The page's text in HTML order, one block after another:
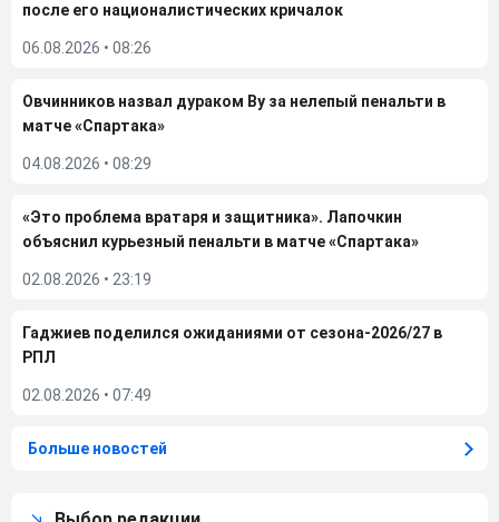
после его националистических кричалок
06.08.2026 • 08:26
Овчинников назвал дураком Ву за нелепый пенальти в
матче «Спартака»
04.08.2026 • 08:29
«Это проблема вратаря и защитника». Лапочкин
объяснил курьезный пенальти в матче «Спартака»
02.08.2026 • 23:19
Гаджиев поделился ожиданиями от сезона-2026/27 в
РПЛ
02.08.2026 • 07:49
Больше новостей